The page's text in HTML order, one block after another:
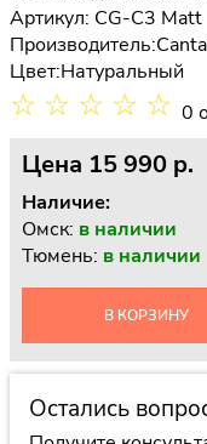
Артикул: CG-C3 Matt
Производитель:
Цвет:Натуральный
☆ ☆ ☆ ☆ ☆ 0
Цена 15 990 p.
Наличие:
Омск: в наличии
Тюмень: в наличии
В КОРЗИНУ
Остались